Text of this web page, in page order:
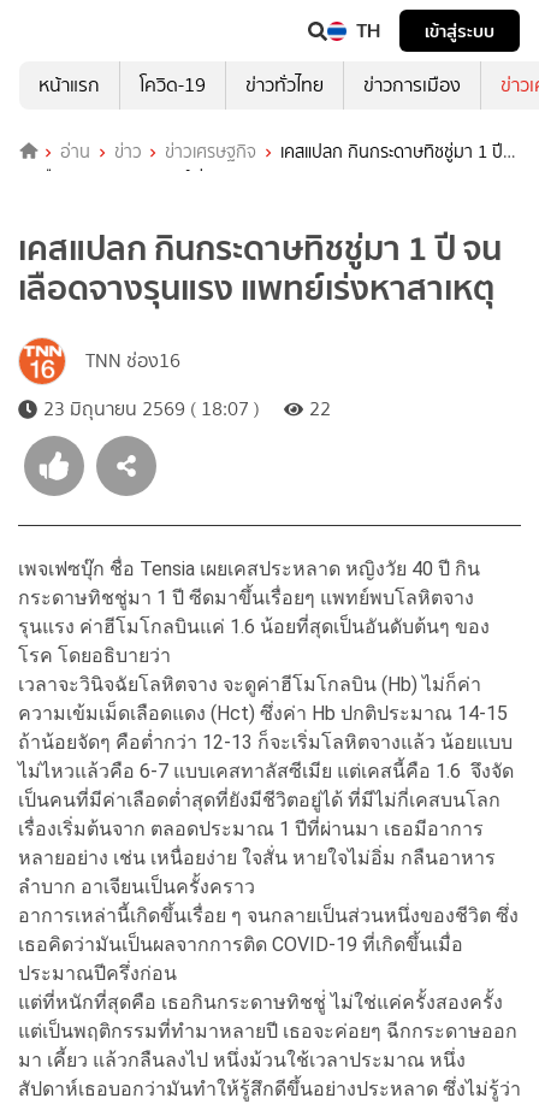
TH
เข้าสู่ระบบ
หน้าแรก
โควิด-19 ข่าวทั่วไทย ข่าวการเมือง ข่าว
อ่าน ข่าว ข่าวเศรษฐกิจ
เคสแปลก กินกระดาษทิชชู่มา 1 ปี
จนเลือดจางรุนแรง แพทย์เร่งหาสาเหตุ
เคสแปลก กินกระดาษทิชชู่มา 1 ปี จน
เลือดจางรุนแรง แพทย์เร่งหาสาเหตุ
TNN ช่อง16
23 มิถุนายน 2569 ( 18:07 )
22
เพจเฟซบุ๊ก ชื่อ Tensia เผยเคสประหลาด หญิงวัย 40 ปี กิน
กระดาษทิชชู่มา 1 ปี ซีดมาขึ้นเรื่อยๆ แพทย์พบโลหิตจาง
รุนแรง ค่าฮีโมโกลบินแค่ 1.6 น้อยที่สุดเป็นอันดับต้นๆ ของ
โรค โดยอธิบายว่า
เวลาจะวินิจฉัยโลหิตจาง จะดูค่าฮีโมโกลบิน (Hb) ไม่ก็ค่า
ความเข้มเม็ดเลือดแดง (Hct) ซึ่งค่า Hb ปกติประมาณ 14-15
ถ้าน้อยจัดๆ คือต่ำกว่า 12-13 ก็จะเริ่มโลหิตจางแล้ว น้อยแบบ
ไม่ไหวแล้วคือ 6-7 แบบเคสทาลัสซีเมีย แต่เคสนี้คือ 1.6 จึงจัด
เป็นคนที่มีค่าเลือดต่ำสุดที่ยังมีชีวิตอยู่ได้ ที่มีไม่กี่เคสบนโลก
เรื่องเริ่มต้นจาก ตลอดประมาณ 1 ปีที่ผ่านมา เธอมีอาการ
หลายอย่าง เช่น เหนื่อยง่าย ใจสั่น หายใจไม่อิ่ม กลืนอาหาร
ลำบาก อาเจียนเป็นครั้งคราว
อาการเหล่านี้เกิดขึ้นเรื่อย ๆ จนกลายเป็นส่วนหนึ่งของชีวิต ซึ่ง
เธอคิดว่ามันเป็นผลจากการติด COVID-19 ที่เกิดขึ้นเมื่อ
ประมาณปีครึ่งก่อน
แต่ที่หนักที่สุดคือ เธอกินกระดาษทิชชู่่ ไม่ใช่แค่ครั้งสองครั้ง
แต่เป็นพฤติกรรมที่ทำมาหลายปี เธอจะค่อยๆ ฉีกกระดาษออก
มา เคี้ยว แล้วกลืนลงไป หนึ่งม้วนใช้เวลาประมาณ หนึ่ง
สัปดาห์เธอบอกว่ามันทำให้รู้สึกดีขึ้นอย่างประหลาด ซึ่งไม่รู้ว่า